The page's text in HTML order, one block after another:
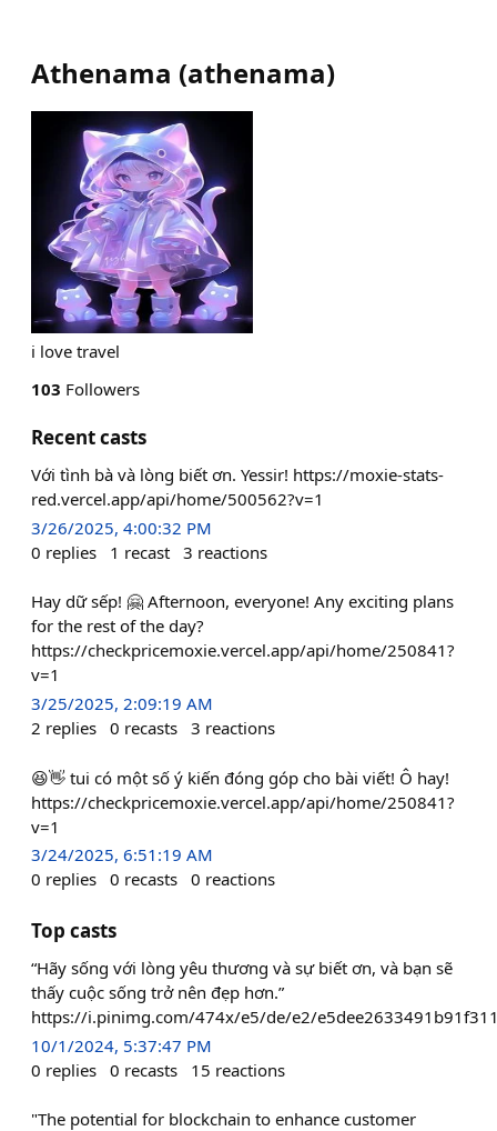
Athenama (athenama)
i love travel
103 Followers
Recent casts
Với tình bà và lòng biết ơn. Yessir! https://moxie-stats-
red.vercel.app/api/home/500562?v=1
3/26/2025, 4:00:32 PM
0 replies 1 recast 3 reactions
Hay dữ sếp! 🤗 Afternoon, everyone! Any exciting plans
for the rest of the day?
https://checkpricemoxie.vercel.app/api/home/250841?
v=1
3/25/2025, 2:09:19 AM
2 replies 0 recasts 3 reactions
😆👋 tui có một số ý kiến đóng góp cho bài viết! Ô hay!
https://checkpricemoxie.vercel.app/api/home/250841?
v=1
3/24/2025, 6:51:19 AM
0 replies 0 recasts 0 reactions
Top casts
“Hãy sống với lòng yêu thương và sự biết ơn, và bạn sẽ
thấy cuộc sống trở nên đẹp hơn.”
https://i.pinimg.com/474x/e5/de/e2/
10/1/2024, 5:37:47 PM
0 replies 0 recasts 15 reactions
"The potential for blockchain to enhance customer